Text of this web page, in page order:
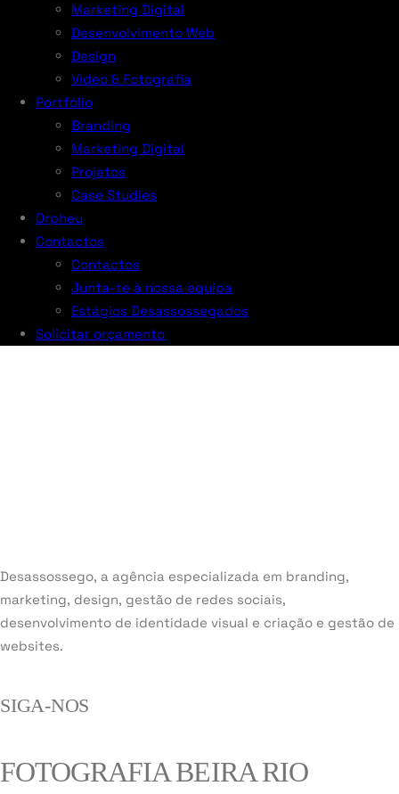
Marketing Digital
Desenvolvimento Web
Design
Vídeo & Fotografia
Portfólio
Branding
Marketing Digital
Projetos
Case Studies
Orpheu
Contactos
Contactos
Junta-te à nossa equipa
Estágios Desassossegados
Solicitar orçamento
Desassossego, a agência especializada em branding,
marketing, design, gestão de redes sociais,
desenvolvimento de identidade visual e criação e gestão de
websites.
SIGA-NOS
FOTOGRAFIA BEIRA RIO